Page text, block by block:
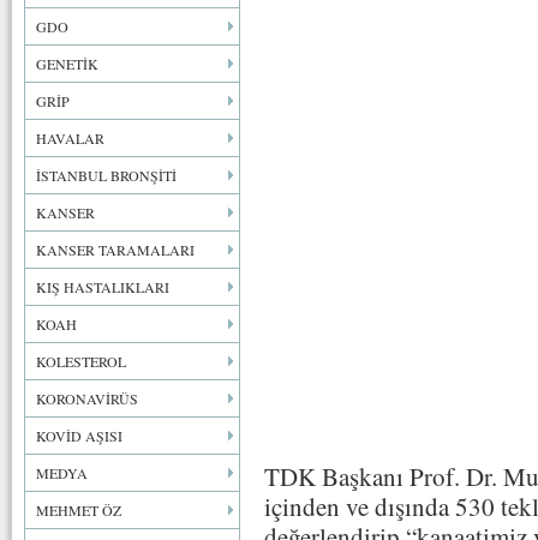
GDO
GENETİK
GRİP
HAVALAR
İSTANBUL BRONŞİTİ
KANSER
KANSER TARAMALARI
KIŞ HASTALIKLARI
KOAH
KOLESTEROL
KORONAVİRÜS
KOVİD AŞISI
MEDYA
MEHMET ÖZ
TDK Başkanı Prof. Dr.
içinden ve dışında 530